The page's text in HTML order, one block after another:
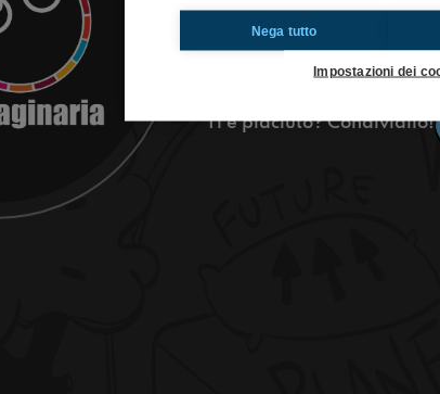
del SUO stile, dello stile
Ti è piaciuto? Condividilo!
Nega tutto
Impostazioni dei